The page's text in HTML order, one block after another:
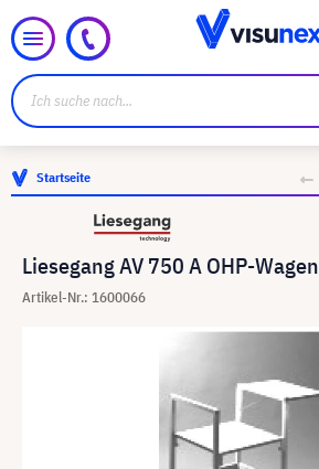
Startseite
Liesegang AV 750 A OHP-Wagen
Artikel-Nr.: 1600066